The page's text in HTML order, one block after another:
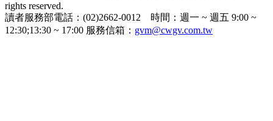
rights reserved.
讀者服務部電話：(02)2662-0012 時間：週一 ~ 週五 9:00 ~
12:30;13:30 ~ 17:00 服務信箱： gvm@cwgv.com.tw